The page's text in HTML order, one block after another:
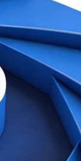
13.
13.